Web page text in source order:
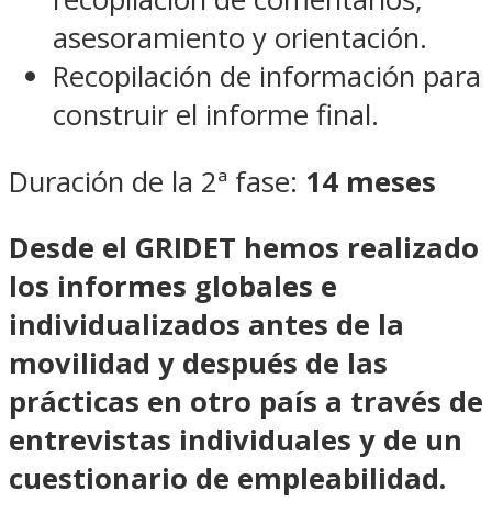
asesoramiento y orientación.
Recopilación de información para
construir el informe final.
Duración de la 2ª fase: 14 meses
Desde el GRIDET hemos realizado
los informes globales e
individualizados antes de la
movilidad y después de las
prácticas en otro país a través de
entrevistas individuales y de un
cuestionario de empleabilidad.